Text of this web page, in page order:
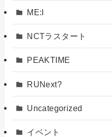
ME:I
NCTラスタート
PEAKTIME
RUNext?
Uncategorized
イベント